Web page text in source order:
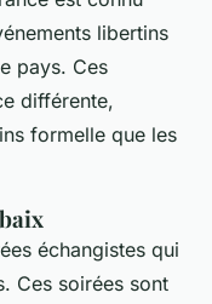
libertins
pays. Ces
différente,
formelle que les
échangistes qui
Ces soirées sont